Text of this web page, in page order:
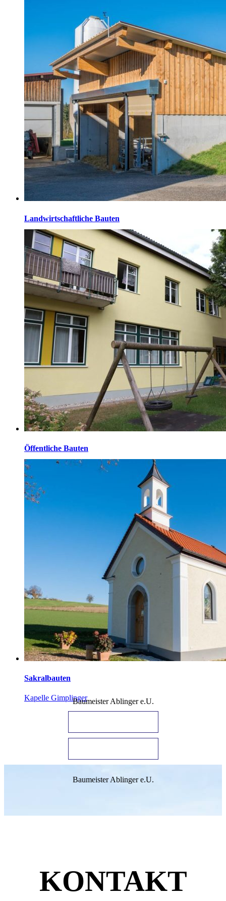
Voglmayr Stützmauer Keimlingsbäcker Sanierung Wohnhaus
Landwirtschaftliche Bauten
Greifvogel-Freiflughalle Erweiterung Rinderstall Grüneis
Lagerhalle Mauthner Kälberstall Eder Pferdestall Wirth Bio
Schweinemaststall Goldberger Kälberstall Dallinger Anbau
Rindermast Dallinger Festmistlager Schreiner
Hackgutheizung Hühnerstall Billinger Kälberstall Holzapfel
Lagerhalle Brait
Öffentliche Bauten
Nahwärme Rainbach Umbau VS Rainbach im Innkreis
Sakralbauten
Kapelle GimplingerBaumeister Ablinger e.U.
Baumeister Ablinger e.U.
KONTAKT